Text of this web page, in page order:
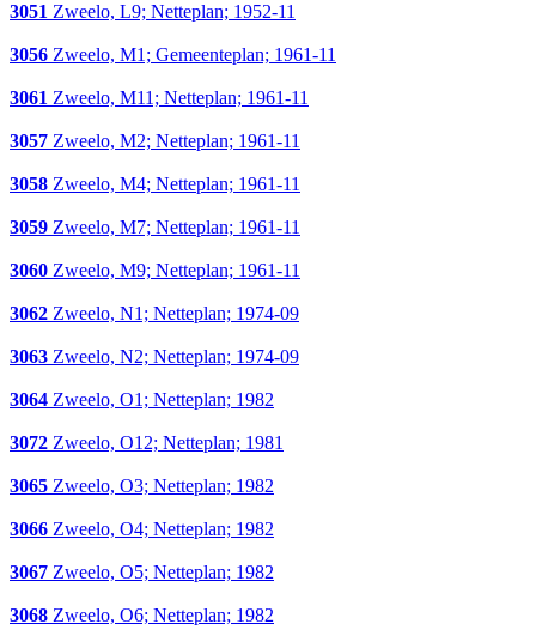
3051 Zweelo, L9; Netteplan; 1952-11
3056 Zweelo, M1; Gemeenteplan; 1961-11
3061 Zweelo, M11; Netteplan; 1961-11
3057 Zweelo, M2; Netteplan; 1961-11
3058 Zweelo, M4; Netteplan; 1961-11
3059 Zweelo, M7; Netteplan; 1961-11
3060 Zweelo, M9; Netteplan; 1961-11
3062 Zweelo, N1; Netteplan; 1974-09
3063 Zweelo, N2; Netteplan; 1974-09
3064 Zweelo, O1; Netteplan; 1982
3072 Zweelo, O12; Netteplan; 1981
3065 Zweelo, O3; Netteplan; 1982
3066 Zweelo, O4; Netteplan; 1982
3067 Zweelo, O5; Netteplan; 1982
3068 Zweelo, O6; Netteplan; 1982